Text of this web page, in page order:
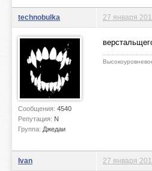
technobulka
Сообщения: 4540
Репутация: N
Группа: Джедаи
27 января
Ivan 27 января